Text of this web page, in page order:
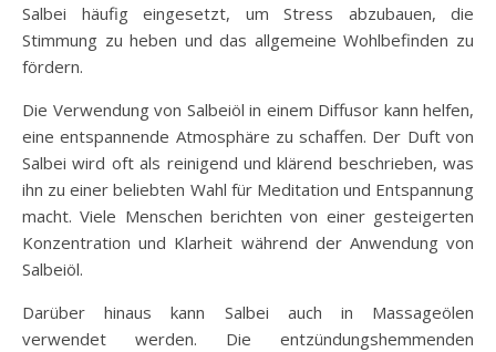
Salbei häufig eingesetzt, um Stress abzubauen, die
Stimmung zu heben und das allgemeine Wohlbefinden zu
fördern.
Die Verwendung von Salbeiöl in einem Diffusor kann helfen,
eine entspannende Atmosphäre zu schaffen. Der Duft von
Salbei wird oft als reinigend und klärend beschrieben, was
ihn zu einer beliebten Wahl für Meditation und Entspannung
macht. Viele Menschen berichten von einer gesteigerten
Konzentration und Klarheit während der Anwendung von
Salbeiöl.
Darüber hinaus kann Salbei auch in Massageölen
verwendet werden. Die entzündungshemmenden